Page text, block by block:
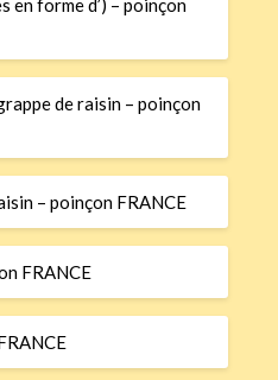
de raisin – poinçon
– poinçon FRANCE
FRANCE